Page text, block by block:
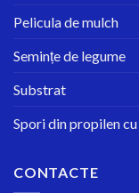
Pelicula de mulch
Semințe de legume
Substrat
Spori din propilen
CONTACTE